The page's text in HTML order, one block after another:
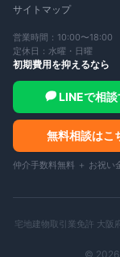
サイトマップ
営業時間：10:00〜18:00
定休日：水曜・日曜
初期費用を抑えるなら
LINEで相談
無料相談はこ
仲介手数料無料 ＋ お祝い
宅地建物取引業免許 大阪
© 2026